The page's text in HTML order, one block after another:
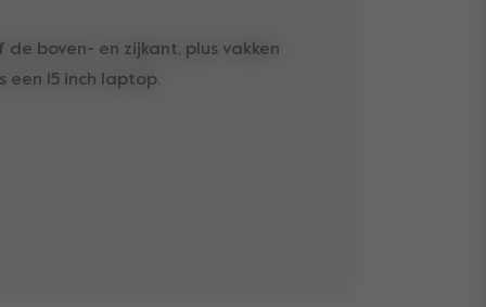
boven- en zijkant, plus vakken
een 15 inch laptop.